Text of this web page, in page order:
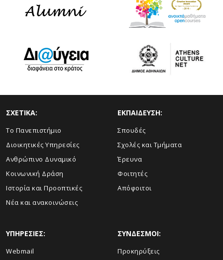
ΣΧΕΤΙΚΑ:
Το Πανεπιστήμιο
Διοικητικές Υπηρεσίες
Ανθρώπινο Δυναμικό
Κοινωνική Δράση
Ιστορία και Προοπτικές
Νέα και ανακοινώσεις
ΕΚΠΑΙΔΕΥΣΗ:
Σπουδές
Σχολές και Τμήματα
Έρευνα
Φοιτητές
Απόφοιτοι
ΥΠΗΡΕΣΙΕΣ:
Webmail
ΣΥΝΔΕΣΜΟΙ:
Προκηρύξεις